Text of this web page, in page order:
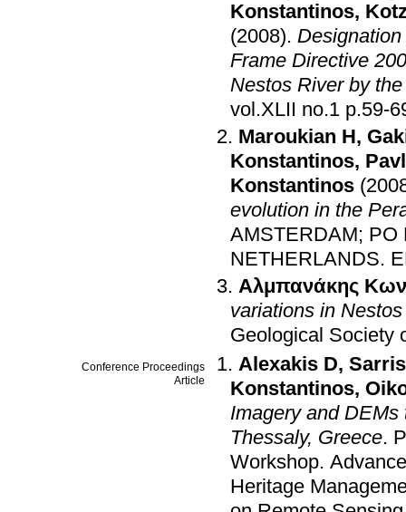
Konstantinos,
(2008).
Frame Directive
Nestos River by
vol.XLII no.1
Maroukian H,
Konstantinos,
Konstantinos
evolution in the
AMSTERDAM; PO
NETHERLANDS.
Αλμπανάκης
variations in
Geological Society
Conference Proceedings
Article
Alexakis D,
Konstantinos,
Imagery and
Thessaly, Greece.
Workshop.
Heritage